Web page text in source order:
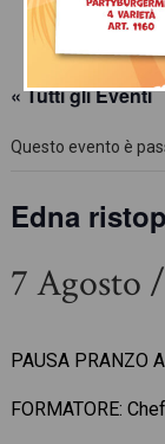
« Tutti gli Eventi
Questo evento è
Edna
7 Agosto
PAUSA PRANZO
FORMATORE: